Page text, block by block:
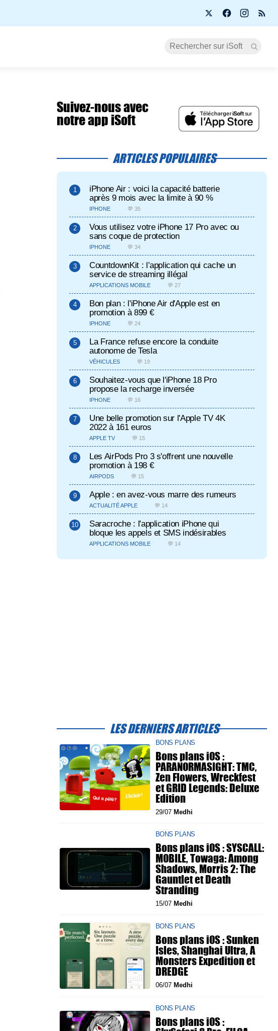
Suivez-nous avec
notre app iSoft
ARTICLES POPULAIRES
iPhone Air : voici la capacité batterie
après 9 mois avec la limite à 90 %
IPHONE 💬 35
Vous utilisez votre iPhone 17 Pro avec ou
sans coque de protection
IPHONE 💬 34
CountdownKit : l’application qui cache un
service de streaming illégal
APPLICATIONS MOBILE 💬 27
Bon plan : l'iPhone Air d'Apple est en
promotion à 899 €
IPHONE 💬 24
La France refuse encore la conduite
autonome de Tesla
VÉHICULES 💬 19
Souhaitez-vous que l'iPhone 18 Pro
propose la recharge inversée
IPHONE 💬 16
Une belle promotion sur l'Apple TV 4K
2022 à 161 euros
APPLE TV 💬 15
Les AirPods Pro 3 s'offrent une nouvelle
promotion à 198 €
AIRPODS 💬 15
Apple : en avez-vous marre des rumeurs
ACTUALITÉ APPLE 💬 14
Saracroche : l'application iPhone qui
bloque les appels et SMS indésirables
APPLICATIONS MOBILE 💬 14
LES DERNIERS ARTICLES
BONS PLANS
Bons plans iOS :
PARANORMASIGHT: TMC,
Zen Flowers, Wreckfest
et GRID Legends: Deluxe
Edition
29/07 Medhi
BONS PLANS
Bons plans iOS : SYSCALL:
MOBILE, Towaga: Among
Shadows, Morris 2: The
Gauntlet et Death
Stranding
15/07 Medhi
BONS PLANS
Bons plans iOS : Sunken
Isles, Shanghai Ultra, A
Monsters Expedition et
DREDGE
06/07 Medhi
BONS PLANS
Bons plans iOS :